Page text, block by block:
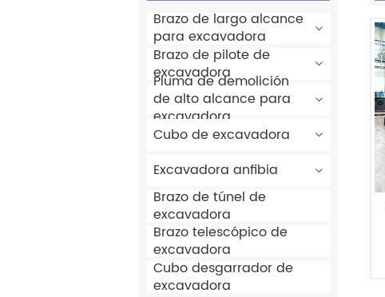
Brazo de largo alcance
para excavadora
Brazo de pilote de
excavadora
Pluma de demolición
de alto alcance para
excavadora
Cubo de excavadora
Excavadora anfibia
Brazo de túnel de
excavadora
Brazo telescópico de
excavadora
Cubo desgarrador de
excavadora